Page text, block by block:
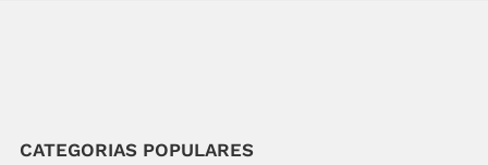
CATEGORIAS POPULARES